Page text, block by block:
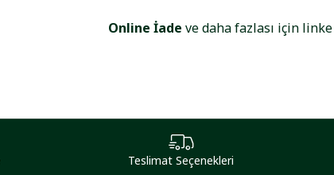
Online İade ve daha fazlası için linke
Teslimat Seçenekleri